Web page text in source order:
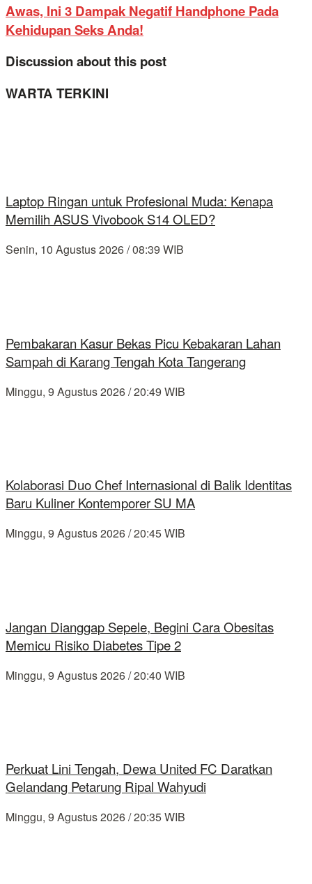
Awas, Ini 3 Dampak Negatif Handphone Pada
Kehidupan Seks Anda!
Discussion about this post
WARTA TERKINI
Laptop Ringan untuk Profesional Muda: Kenapa
Memilih ASUS Vivobook S14 OLED?
Senin, 10 Agustus 2026 / 08:39 WIB
Pembakaran Kasur Bekas Picu Kebakaran Lahan
Sampah di Karang Tengah Kota Tangerang
Minggu, 9 Agustus 2026 / 20:49 WIB
Kolaborasi Duo Chef Internasional di Balik Identitas
Baru Kuliner Kontemporer SU MA
Minggu, 9 Agustus 2026 / 20:45 WIB
Jangan Dianggap Sepele, Begini Cara Obesitas
Memicu Risiko Diabetes Tipe 2
Minggu, 9 Agustus 2026 / 20:40 WIB
Perkuat Lini Tengah, Dewa United FC Daratkan
Gelandang Petarung Ripal Wahyudi
Minggu, 9 Agustus 2026 / 20:35 WIB